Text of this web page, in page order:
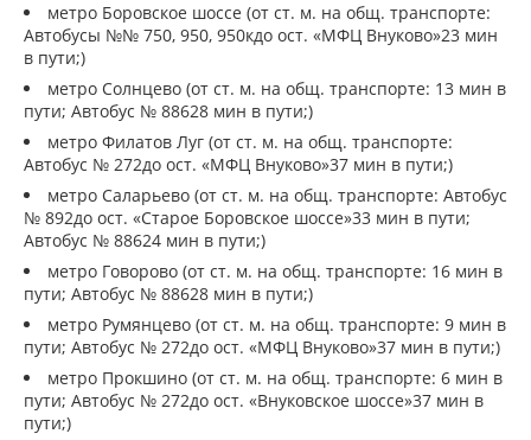
метро Боровское шоссе (от ст. м. на общ. транспорте:
Автобусы №№ 750, 950, 950кдо ост. «МФЦ Внуково»23 мин
в пути;)
метро Солнцево (от ст. м. на общ. транспорте: 13 мин в
пути; Автобус № 88628 мин в пути;)
метро Филатов Луг (от ст. м. на общ. транспорте:
Автобус № 272до ост. «МФЦ Внуково»37 мин в пути;)
метро Саларьево (от ст. м. на общ. транспорте: Автобус
№ 892до ост. «Старое Боровское шоссе»33 мин в пути;
Автобус № 88624 мин в пути;)
метро Говорово (от ст. м. на общ. транспорте: 16 мин в
пути; Автобус № 88628 мин в пути;)
метро Румянцево (от ст. м. на общ. транспорте: 9 мин в
пути; Автобус № 272до ост. «МФЦ Внуково»37 мин в пути;)
метро Прокшино (от ст. м. на общ. транспорте: 6 мин в
пути; Автобус № 272до ост. «Внуковское шоссе»37 мин в
пути;)